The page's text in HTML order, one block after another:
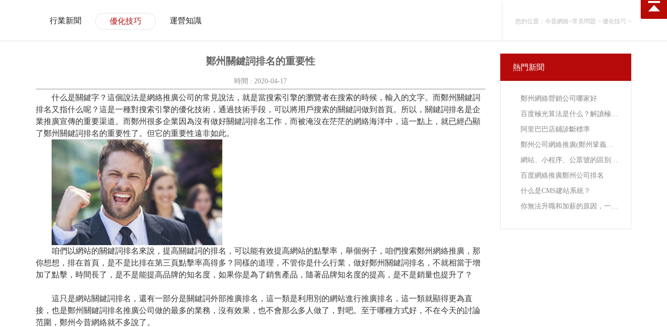
行業新聞 優化技巧 運營知識 您的位置： 今昔網絡>常見問題 > 優化技巧 >
鄭州關鍵詞排名的重要性
時間 : 2020-04-17
什么是關鍵字？這個說法是網絡推廣公司的常見說法，就是當搜索引擎的瀏覽者在搜索的時候，輸入的文字。而鄭州關鍵詞
排名 又指什么呢？這是一種對搜索引擎的優化技術，通過技術手段，可以將用戶搜索的關鍵詞做到首頁。所以，關鍵詞排名是企
業推廣宣傳的重要渠道。而鄭州很多企業因為沒有做好關鍵詞排名工作，而被淹沒在茫茫的網絡海洋中，這一點上，就已經凸顯
了鄭州關鍵詞排名的重要性了。但它的重要性遠非如此。
咱們以網站的關鍵詞排名來說，提高關鍵詞的排名，可以能有效提高網站的點擊率，舉個例子，咱們搜索鄭州網絡推廣，那
你想想，排在首頁，是不是比排在第三頁點擊率高得多？同樣的道理，不管你是什么行業，做好鄭州關鍵詞排名，不就相當于增
加了點擊，時間長了，是不是能提高品牌的知名度，如果你是為了銷售產品，隨著品牌知名度的提高，是不是銷量也提升了？
這只是網站關鍵詞排名，還有一部分是關鍵詞外部推廣排名，這一類是利用別的網站進行推廣排名，這一類就顯得更為直
接，也是鄭州關鍵詞排名推廣公司做的最多的業務，沒有效果，也不會那么多人做了，對吧。至于哪種方式好，不在今天的討論
范圍，鄭州今昔網絡就不多說了。
熱門新聞
鄭州網絡營銷公司哪家好
百度極光算法是什么？解讀極光算法規避和網站提權
阿里巴巴店鋪診斷標準
鄭州公司網絡推廣(鄭州鞏義網絡推廣)
網站、小程序、公眾號的區別是什么？
百度網絡推廣鄭州公司排名
什么是CMS建站系統？
你無法升職和加薪的原因，一定要看！